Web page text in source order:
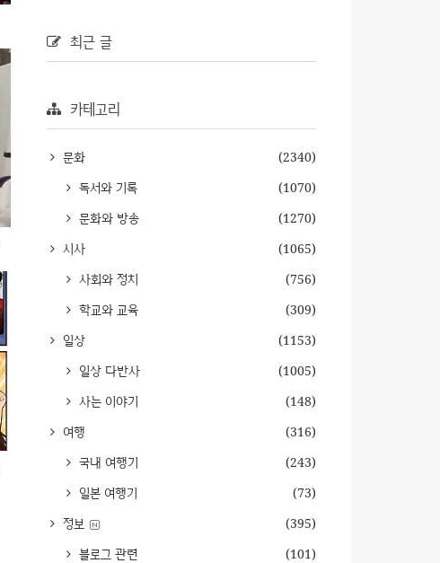
최근 글
카테고리
문화
(2340)
독서와 기록
(1070)
문화와 방송
(1270)
시사
(1065)
사회와 정치
(756)
학교와 교육
(309)
일상
(1153)
일상 다반사
(1005)
사는 이야기
(148)
여행
(316)
국내 여행기
(243)
일본 여행기
(73)
정보
(395)
블로그 관련
(101)